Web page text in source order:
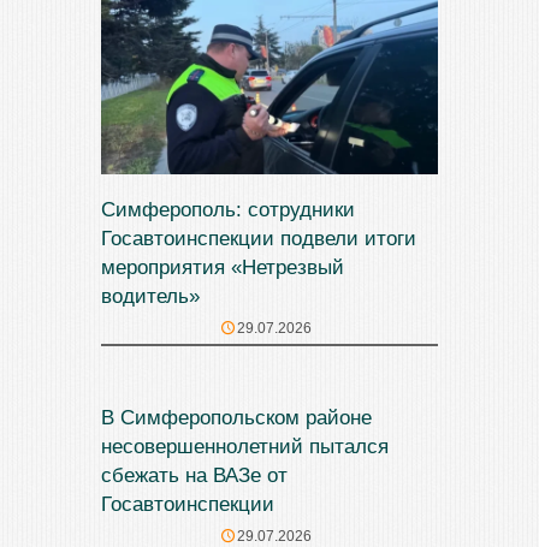
Симферополь: сотрудники
Госавтоинспекции подвели итоги
мероприятия «Нетрезвый
водитель»
29.07.2026
В Симферопольском районе
несовершеннолетний пытался
сбежать на ВАЗе от
Госавтоинспекции
29.07.2026